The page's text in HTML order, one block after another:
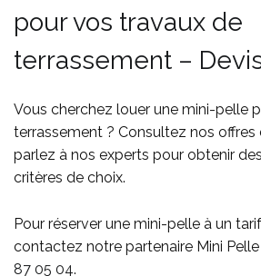
pour vos travaux de
terrassement –
Vous cherchez louer une mini-pelle
terrassement ? Consultez nos
parlez à nos experts pour obtenir
critères de choix.
Pour réserver une mini-pelle à un
contactez notre partenaire Mini
87 05 04.